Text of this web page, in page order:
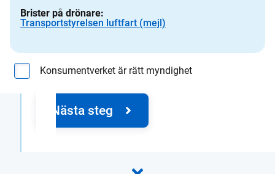
Brister på drönare:
Transportstyrelsen luftfart (mejl)
Konsumentverket är rätt myndighet
Nästa steg